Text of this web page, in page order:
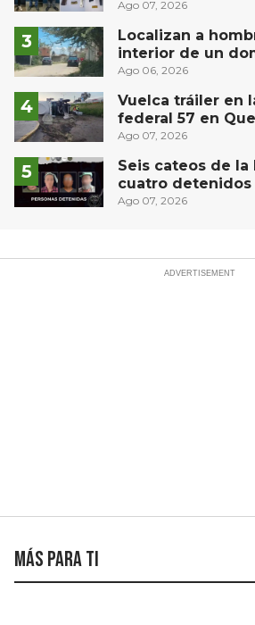
Puebla capital
Ago 07, 2026
Localizan a
interior de un
comunidad El
Ago 06, 2026
Vuelca tráiler en
federal 57 en
derrame de
Ago 07, 2026
Seis cateos de la
cuatro detenidos
dosis aseguradas
Ago 07, 2026
Más para ti